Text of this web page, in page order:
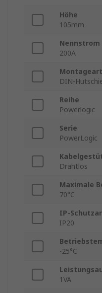
Höhe
105mm
Nennstrom
200A
Montageart
DIN-
Reihe
Powerlogic
Serie
PowerLogic
Drahtlos
Maximale
70°C
IP-
IP20
-25°C
1VA